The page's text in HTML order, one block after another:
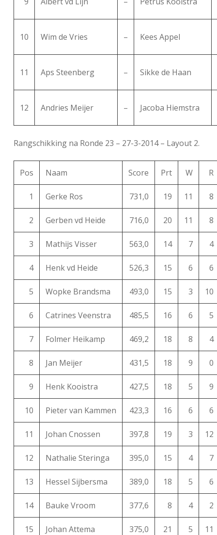
10 Wim de Vries – Kees Appel
11 Aps Steenberg – Sikke de Haan
12 Andries Meijer – Jacoba Hiemstra
Rangschikking na Ronde 23 – 27-3-2014 – Layout 2.
Pos Naam Score Prt W R
1 Gerke Ros 731,0 19 11 8
2 Gerben vd Heide 716,0 20 11 8
3 Mathijs Visser 563,0 14 7 4
4 Henk vd Heide 526,3 15 6 6
5 Wopke Brandsma 493,0 15 3 10
6 Catrines Veenstra 485,5 16 6 5
7 Folmer Heikamp 469,2 18 8 4
8 Jan Meijer 431,5 18 9 0
9 Henk Kooistra 427,5 18 5 9
10 Pieter van Kammen 423,3 16 6 6
11 Johan Cnossen 397,8 19 3 12
12 Nathalie Steringa 395,0 15 4 7
13 Hessel Sijbersma 389,0 18 5 6
14 Bauke Vroom 377,6 8 4 2
15 Johan Attema 375,0 21 5 11